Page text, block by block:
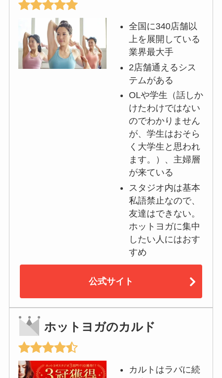
全国に340店舗以
上を展開している
業界最大手
2店舗通えるシス
テムがある
OLや学生（話しか
けたわけではない
のでわかりません
が、学生はおそら
く大学生と思われ
ます。）、主婦層
が来ている
スタジオ内は基本
私語禁止なので、
友達はできない。
ホットヨガに集中
したい人にはおす
すめ
公式サイト
ホットヨガのカルド
カルトはラバに続